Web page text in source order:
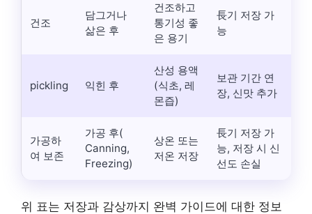
건조
담그거나
삶은 후
건조하고
통기성 좋
은 용기
⻑기 저장 가
능
pickling 익힌 후
산성 용액
(식초, 레
몬즙)
보관 기간 연
장, 신맛 추가
가공하
여 보존
가공 후(
Canning,
Freezing)
상온 또는
저온 저장
⻑기 저장 가
능, 저장 시 신
선도 손실
위 표는 저장과 감상까지 완벽 가이드에 대한 정보